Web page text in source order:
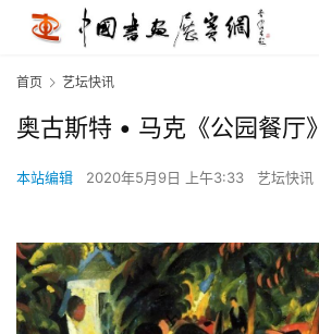
首页 艺坛快讯
奥古斯特 • 马克《公园餐厅》
本站编辑 2020年5月9日 上午3:33 艺坛快讯